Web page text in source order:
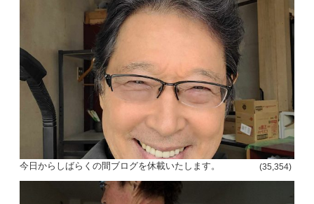
今日からしばらくの間ブログを休載いたします。 (35,354)